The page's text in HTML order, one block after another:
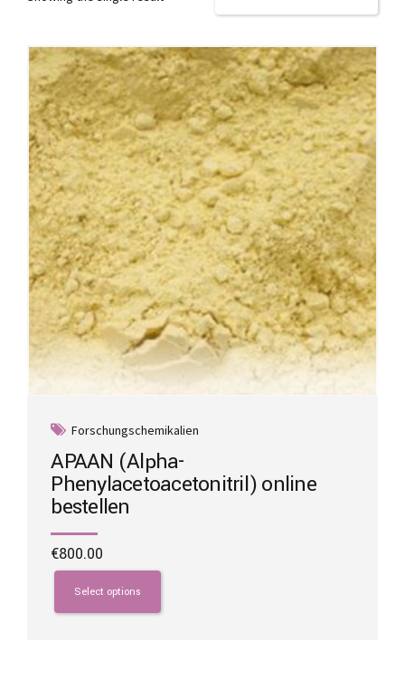
Forschungschemikalien
APAAN (Alpha-
Phenylacetoacetonitril) online
bestellen
€800.00
Select options
This
product
has